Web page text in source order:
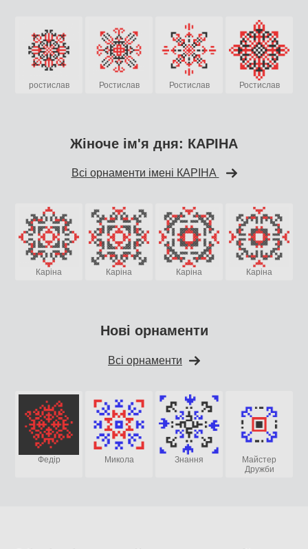
ростислав Ростислав Ростислав Ростислав
Жіноче ім'я дня: КАРІНА
Всі орнаменти імені КАРІНА
Каріна Каріна Каріна Каріна
Нові орнаменти
Всі орнаменти
Федір Микола Знання
Майстер
Дружби